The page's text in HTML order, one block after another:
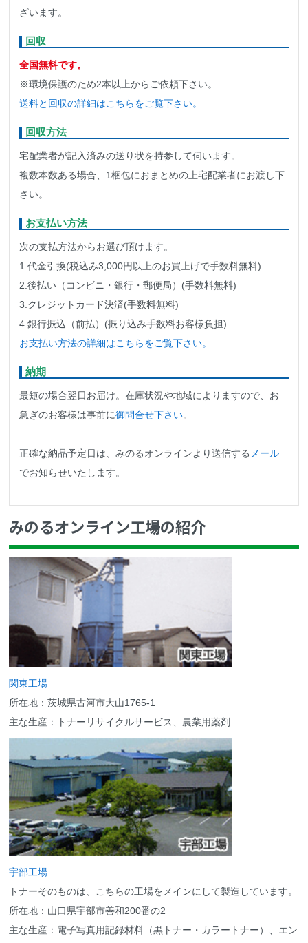
ざいます。
回収
全国無料です。
※環境保護のため2本以上からご依頼下さい。
送料と回収の詳細はこちらをご覧下さい。
回収方法
宅配業者が記入済みの送り状を持参して伺います。
複数本数ある場合、1梱包におまとめの上宅配業者にお渡し下
さい。
お支払い方法
次の支払方法からお選び頂けます。
1.代金引換(税込み3,000円以上のお買上げで手数料無料)
2.後払い（コンビニ・銀行・郵便局）(手数料無料)
3.クレジットカード決済(手数料無料)
4.銀行振込（前払）(振り込み手数料お客様負担)
お支払い方法の詳細はこちらをご覧下さい。
納期
最短の場合翌日お届け。在庫状況や地域によりますので、お
急ぎのお客様は事前に御問合せ下さい。
正確な納品予定日は、みのるオンラインより送信する メール
でお知らせいたします。
みのるオンライン工場の紹介
関東工場
所在地：茨城県古河市大山1765-1
主な生産：トナーリサイクルサービス、農業用薬剤
宇部工場
トナーそのものは、こちらの工場をメインにして製造しています。
所在地：山口県宇部市善和200番の2
主な生産：電子写真用記録材料（黒トナー・カラートナー）、エン